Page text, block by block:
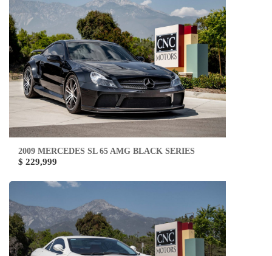
2009 MERCEDES SL 65 AMG BLACK SERIES
$ 229,999